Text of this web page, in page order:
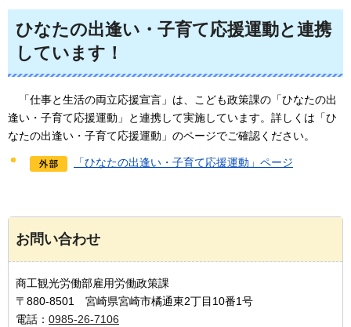
ひなたの出逢い・子育て応援運動と連携
しています！
「仕事と生活の両立応援宣言」は、こども政策課の「ひなたの出
逢い・子育て応援運動」と連携して実施しています。 詳しくは「ひ
なたの出逢い・子育て応援運動」のページでご確認ください。
「ひなたの出逢い・子育て応援運動」ページ
お問い合わせ
商工観光労働部雇用労働政策課
〒880-8501 宮崎県宮崎市橘通東2丁目10番1号
電話： 0985-26-7106